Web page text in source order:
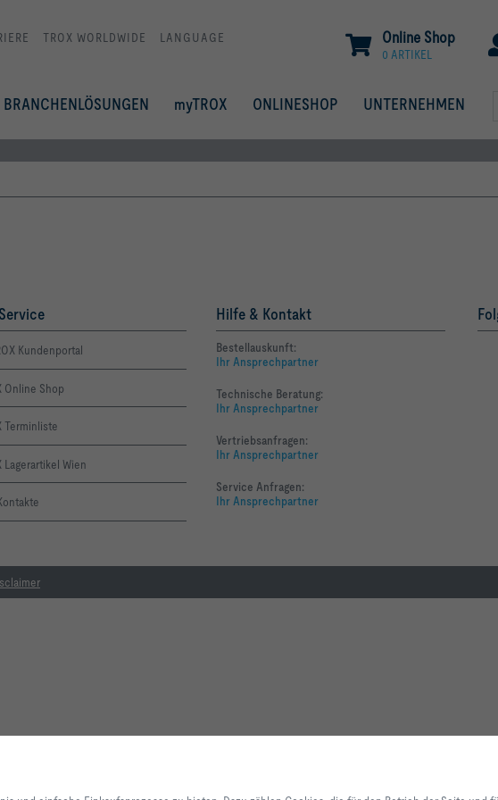
TROX WORLDWIDE LANGUAGE Online Shop
0 ARTIKEL
BRANCHENLÖSUNGEN myTROX ONLINESHOP UNTERNEHMEN
Kundenportal
Online Shop
Terminliste
Lagerartikel Wien
Hilfe & Kontakt
Bestellauskunft:
Ihr Ansprechpartner
Technische Beratung:
Ihr Ansprechpartner
Vertriebsanfragen:
Ihr Ansprechpartner
Service Anfragen:
Ihr Ansprechpartner